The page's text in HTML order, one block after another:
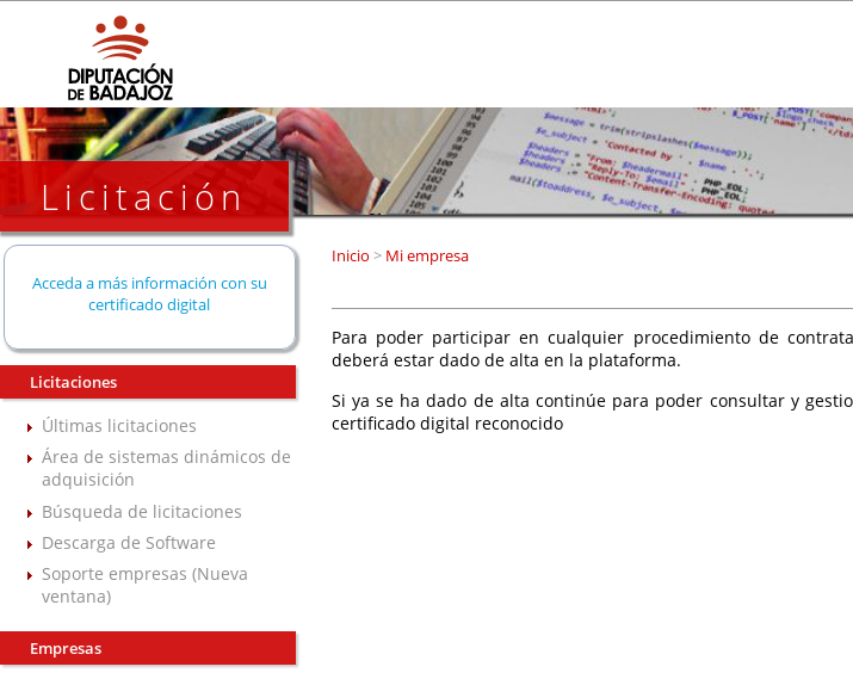
Licitación
Acceda a más información con su
certificado digital
Licitaciones
Últimas licitaciones
Área de sistemas dinámicos de
adquisición
Búsqueda de licitaciones
Descarga de Software
Soporte empresas (Nueva
ventana)
Empresas
Inicio >Mi empresa
Para poder participar en cualquier procedimiento de
deberá estar dado de alta en la plataforma.
Si ya se ha dado de alta continúe para poder consultar y
certificado digital reconocido